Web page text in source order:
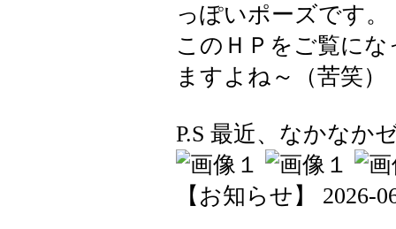
っぽいポーズです。
このＨＰをご覧に
ますよね～（苦笑）
P.S 最近、なかなか
【お知らせ】 2026-